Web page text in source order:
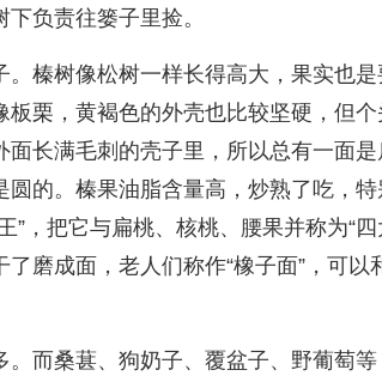
负责往篓子里捡。
榛树像松树一样长得高大，果实也是
栗，黄褐色的外壳也比较坚硬，但
长满毛刺的壳子里，所以总有一面是
的。榛果油脂含量高，炒熟了吃，
，把它与扁桃、核桃、腰果并称为“四
磨成面，老人们称作“橡子面”，可以
而桑葚、狗奶子、覆盆子、野葡萄等